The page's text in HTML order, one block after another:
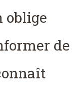
oblige
de